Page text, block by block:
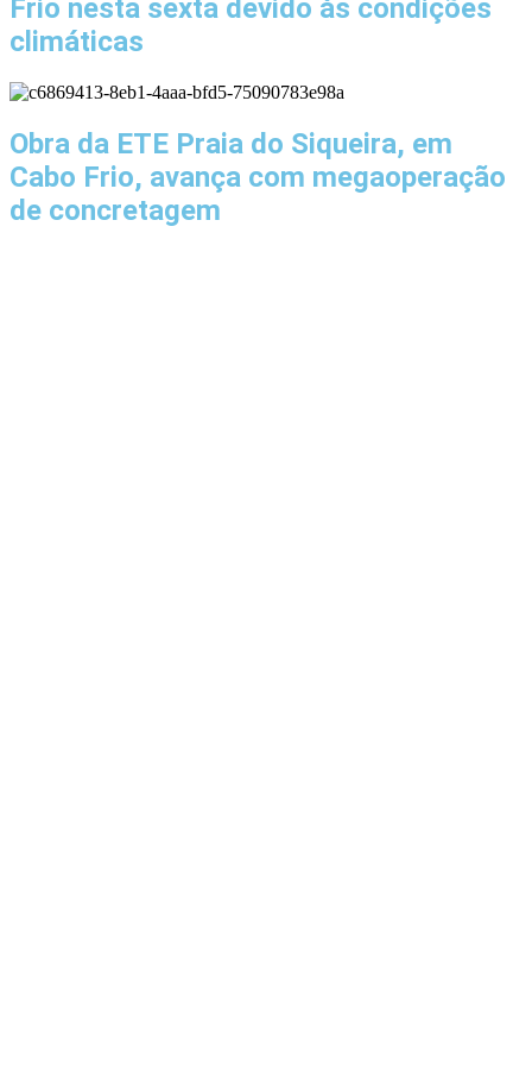
Frio nesta sexta devido às condições
climáticas
Obra da ETE Praia do Siqueira, em
Cabo Frio, avança com megaoperação
de concretagem